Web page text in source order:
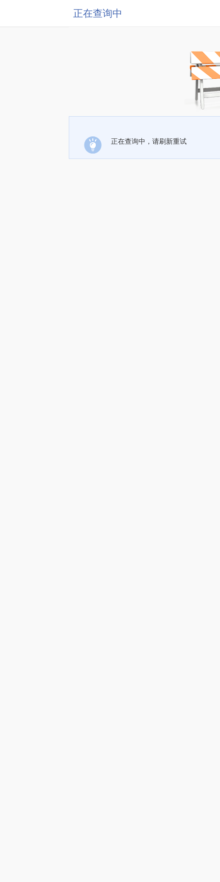
正在查询中
正在查询中，请刷新重试